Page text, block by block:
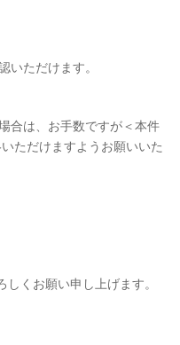
いただけます。
合は、お手数ですが＜本件
ただけますようお願いいた
くお願い申し上げます。